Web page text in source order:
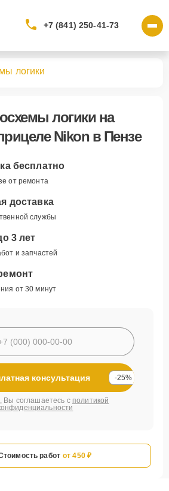
+7 (841) 250-41-73
логики
логики на
Nikon в Пензе
бесплатно
от ремонта
доставка
службы
3 лет
и запчастей
от 30 минут
консультация -25%
Вы соглашаетесь с политикой
работ от 450 ₽